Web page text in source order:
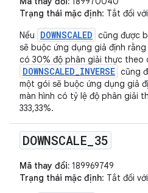
Trạng thái mặc định: Tắt đối
Nếu
DOWNSCALED cũng được
sẽ buộc ứng dụng giả định
có 30% độ phân giải thực theo
DOWNSCALED_INVERSE cũng
một gói sẽ buộc ứng dụng giả
màn hình có tỷ lệ độ phân giải
333,33%.
DOWNSCALE 35
Mã thay đổi: 189969749
Trạng thái mặc định: Tắt đối